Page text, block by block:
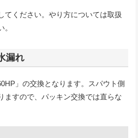
てください。やり方については取扱
漏れ
」の交換となります。スパウト側
ますので、パッキン交換では直らな